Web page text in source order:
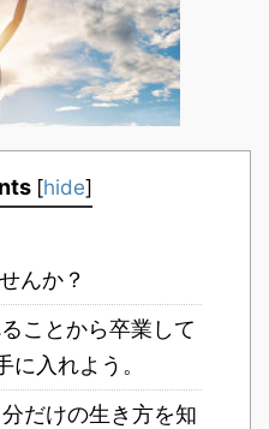
[hide]
んか？
ことから卒業して
に入れよう。
だけの生き方を知